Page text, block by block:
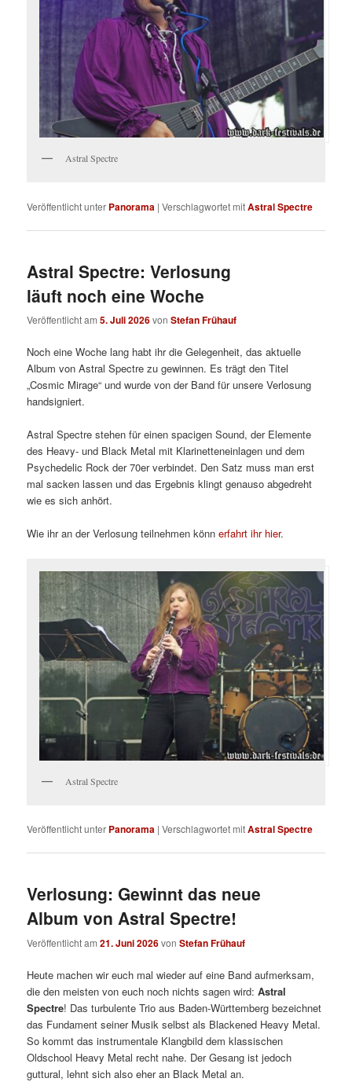
Astral Spectre
Veröffentlicht unter Panorama |Verschlagwortet mitAstral Spectre
Astral Spectre: Verlosung
läuft noch eine Woche
Veröffentlicht am5. Juli 2026vonStefan Frühauf
Noch eine Woche lang habt ihr die Gelegenheit, das aktuelle
Album von Astral Spectre zu gewinnen. Es trägt den Titel
„Cosmic Mirage“ und wurde von der Band für unsere Verlosung
handsigniert.
Astral Spectre stehen für einen spacigen Sound, der Elemente
des Heavy- und Black Metal mit Klarinetteneinlagen und dem
Psychedelic Rock der 70er verbindet. Den Satz muss man erst
mal sacken lassen und das Ergebnis klingt genauso abgedreht
wie es sich anhört.
Wie ihr an der Verlosung teilnehmen könnerfahrt ihr hier.
Astral Spectre
Veröffentlicht unter Panorama |Verschlagwortet mitAstral Spectre
Verlosung: Gewinnt das neue
Album von Astral Spectre!
Veröffentlicht am21. Juni 2026vonStefan Frühauf
Heute machen wir euch mal wieder auf eine Band aufmerksam,
die den meisten von euch noch nichts sagen wird:Astral
Spectre! Das turbulente Trio aus Baden-Württemberg bezeichnet
das Fundament seiner Musik selbst als Blackened Heavy Metal.
So kommt das instrumentale Klangbild dem klassischen
Oldschool Heavy Metal recht nahe. Der Gesang ist jedoch
guttural, lehnt sich also eher an Black Metal an.